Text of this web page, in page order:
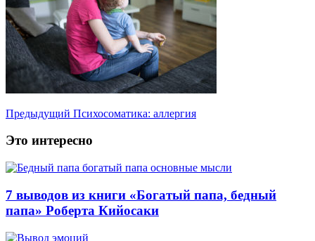
Предыдущий Психосоматика: аллергия
Это интересно
7 выводов из книги «Богатый папа, бедный
папа» Роберта Кийосаки